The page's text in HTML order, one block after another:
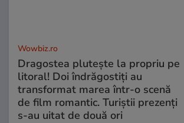
Wowbiz.ro
Dragostea plutește la propriu pe
litoral! Doi îndrăgostiți au
transformat marea într-o scenă
de film romantic. Turiștii prezenți
s-au uitat de două ori